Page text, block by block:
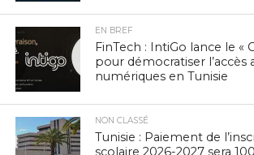
EN BREF
FinTech : IntiGo lance le «
pour démocratiser l’accès
numériques en Tunisie
NON CLASSÉ
Tunisie : Paiement de
scolaire 2026-2027 sera